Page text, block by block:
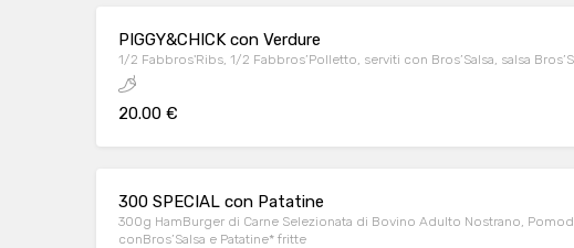
PIGGY&CHICK con Verdure
1/2 Fabbros'Ribs, 1/2 Fabbros’Polletto, serviti con Bros’Salsa, salsa
20.00 €
300 SPECIAL con Patatine
300g HamBurger di Carne Selezionata di Bovino Adulto Nostrano,
conBros’Salsa e Patatine* fritte